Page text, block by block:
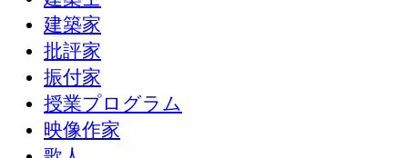
建築家
批評家
振付家
授業プログラム
映像作家